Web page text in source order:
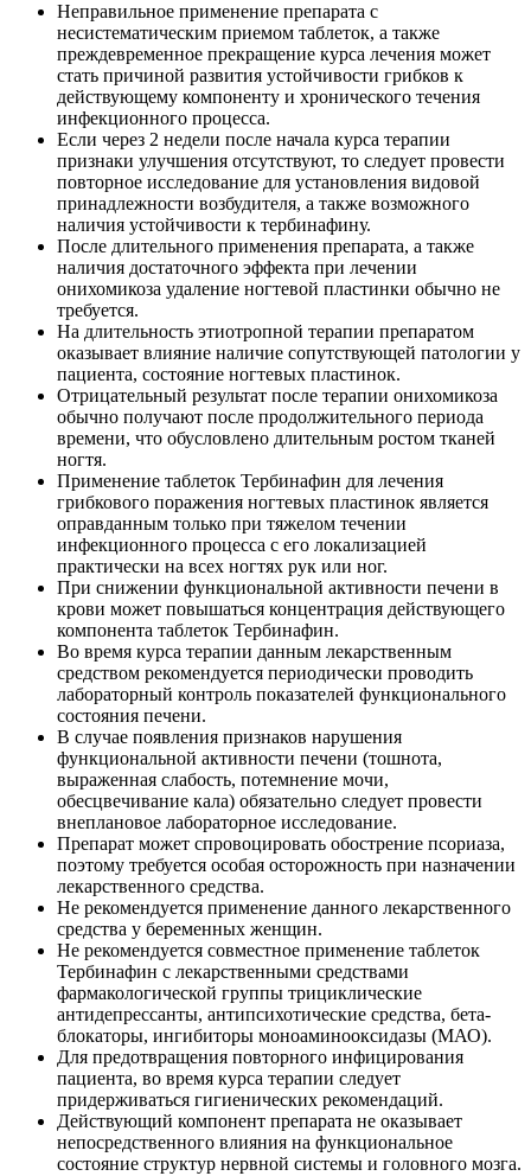
Неправильное применение препарата с
несистематическим приемом таблеток, а также
преждевременное прекращение курса лечения может
стать причиной развития устойчивости грибков к
действующему компоненту и хронического течения
инфекционного процесса.
Если через 2 недели после начала курса терапии
признаки улучшения отсутствуют, то следует провести
повторное исследование для установления видовой
принадлежности возбудителя, а также возможного
наличия устойчивости к тербинафину.
После длительного применения препарата, а также
наличия достаточного эффекта при лечении
онихомикоза удаление ногтевой пластинки обычно не
требуется.
На длительность этиотропной терапии препаратом
оказывает влияние наличие сопутствующей патологии у
пациента, состояние ногтевых пластинок.
Отрицательный результат после терапии онихомикоза
обычно получают после продолжительного периода
времени, что обусловлено длительным ростом тканей
ногтя.
Применение таблеток Тербинафин для лечения
грибкового поражения ногтевых пластинок является
оправданным только при тяжелом течении
инфекционного процесса с его локализацией
практически на всех ногтях рук или ног.
При снижении функциональной активности печени в
крови может повышаться концентрация действующего
компонента таблеток Тербинафин.
Во время курса терапии данным лекарственным
средством рекомендуется периодически проводить
лабораторный контроль показателей функционального
состояния печени.
В случае появления признаков нарушения
функциональной активности печени (тошнота,
выраженная слабость, потемнение мочи,
обесцвечивание кала) обязательно следует провести
внеплановое лабораторное исследование.
Препарат может спровоцировать обострение псориаза,
поэтому требуется особая осторожность при назначении
лекарственного средства.
Не рекомендуется применение данного лекарственного
средства у беременных женщин.
Не рекомендуется совместное применение таблеток
Тербинафин с лекарственными средствами
фармакологической группы трициклические
антидепрессанты, антипсихотические средства, бета-
блокаторы, ингибиторы моноаминооксидазы (МАО).
Для предотвращения повторного инфицирования
пациента, во время курса терапии следует
придерживаться гигиенических рекомендаций.
Действующий компонент препарата не оказывает
непосредственного влияния на функциональное
состояние структур нервной системы и головного мозга.